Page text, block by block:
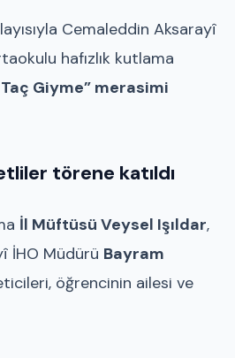
Cemaleddin Aksarayî
hafızlık kutlama
Taç Giyme” merasimi
törene katıldı
İl Müftüsü Veysel Işıldar,
İHO Müdürü Bayram
öğrencinin ailesi ve